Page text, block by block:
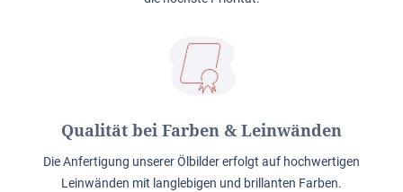
Qualität bei Farben & Leinwänden
Die Anfertigung unserer Ölbilder erfolgt auf hochwertigen
Leinwänden mit langlebigen und brillanten Farben.